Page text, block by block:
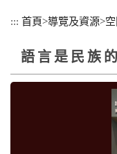
::: 首頁>導覽及資源>
語言是民族